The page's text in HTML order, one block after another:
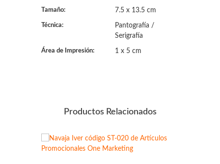
Tamaño: 7.5 x 13.5 cm
Técnica:
Pantografía /
Serigrafía
Área de Impresión: 1 x 5 cm
Productos Relacionados